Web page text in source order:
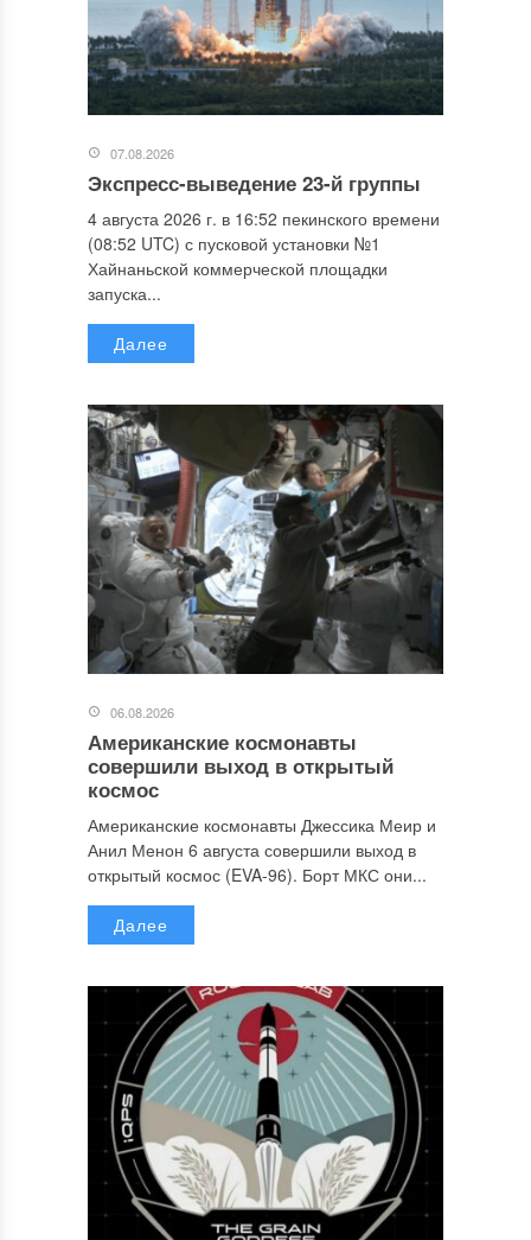
07.08.2026
Экспресс-выведение 23-й группы
4 августа 2026 г. в 16:52 пекинского времени
(08:52 UTC) с пусковой установки №1
Хайнаньской коммерческой площадки
запуска...
Далее
06.08.2026
Американские космонавты
совершили выход в открытый
космос
Американские космонавты Джессика Меир и
Анил Менон 6 августа совершили выход в
открытый космос (EVA-96). Борт МКС они...
Далее